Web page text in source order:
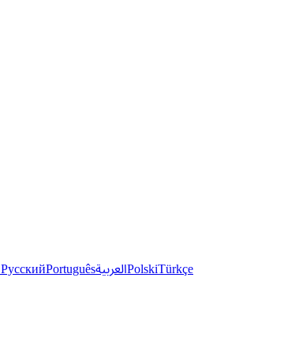
РусскийPortuguêsالعربيةPolskiTürkçe